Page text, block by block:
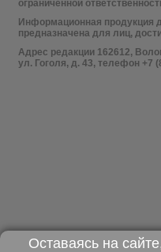
ограниченной
Информационная продукция
предназначена для лиц,
Адрес редакции 162612,
ул. Гоголя, д. 43, телефон +7
Оставаясь на